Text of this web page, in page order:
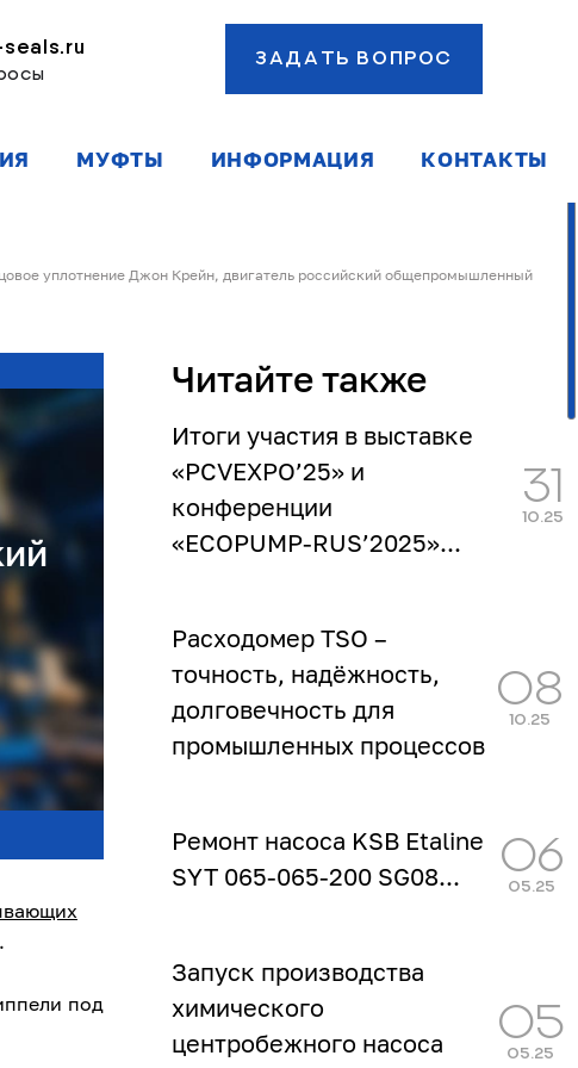
ЗАДАТЬ ВОПРОС
МУФТЫ ИНФОРМАЦИЯ КОНТАКТЫ
уплотнение Джон Крейн, двигатель российский общепромышленный
под
Читайте также
Итоги участия в выставке
«PCVEXPO’25» и
конференции
«ECOPUMP‑RUS’2025»...
31
10.25
Расходомер TSO –
точность, надёжность,
долговечность для
промышленных процессов
08
10.25
Ремонт насоса KSB Etaline
SYT 065-065-200 SG08...
06
05.25
Запуск производства
химического
центробежного насоса
05
05.25